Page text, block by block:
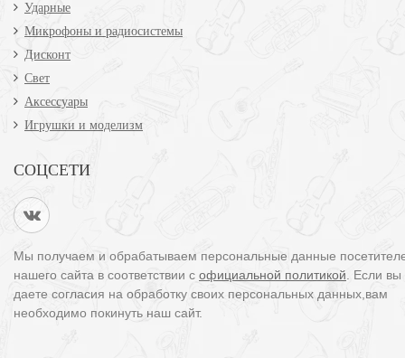
Ударные
Микрофоны и радиосистемы
Дисконт
Свет
Аксессуары
Игрушки и моделизм
СОЦСЕТИ
Мы получаем и обрабатываем персональные данные
нашего сайта в соответствии с официальной политикой . Если
даете согласия на обработку своих персональных данных,вам
необходимо покинуть наш сайт.